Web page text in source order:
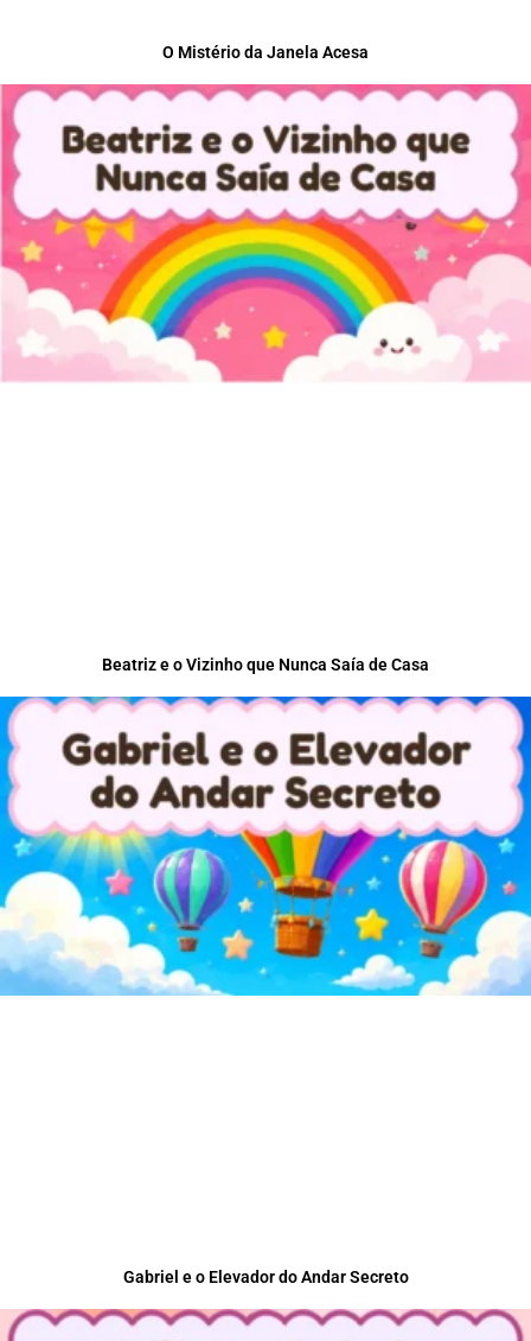
O Mistério da Janela Acesa
Beatriz e o Vizinho que Nunca Saía de Casa
Gabriel e o Elevador do Andar Secreto